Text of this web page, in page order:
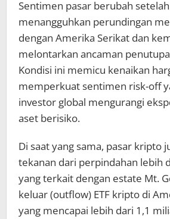
Sentimen pasar berubah
menangguhkan perundingan
dengan Amerika Serikat dan
melontarkan ancaman
Kondisi ini memicu kenaikan
memperkuat sentimen risk-off
investor global mengurangi
aset berisiko.
Di saat yang sama, pasar kripto
tekanan dari perpindahan lebih
yang terkait dengan estate Mt.
keluar (outflow) ETF kripto di
yang mencapai lebih dari 1,1